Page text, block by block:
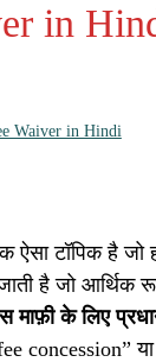
in
Waiver in Hindi
टॉपिक है जो
है जो
माफ़ी के लिए